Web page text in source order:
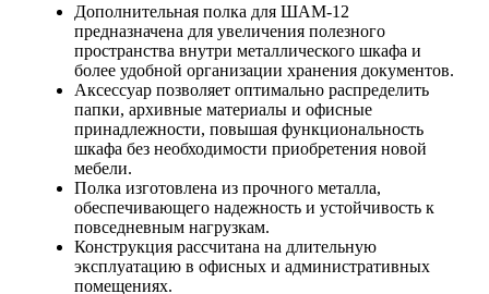
Дополнительная полка для ШАМ-12
предназначена для увеличения полезного
пространства внутри металлического шкафа и
более удобной организации хранения документов.
Аксессуар позволяет оптимально распределить
папки, архивные материалы и офисные
принадлежности, повышая функциональность
шкафа без необходимости приобретения новой
мебели.
Полка изготовлена из прочного металла,
обеспечивающего надежность и устойчивость к
повседневным нагрузкам.
Конструкция рассчитана на длительную
эксплуатацию в офисных и административных
помещениях.